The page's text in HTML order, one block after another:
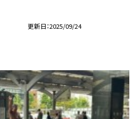
更新日 2025/09/24